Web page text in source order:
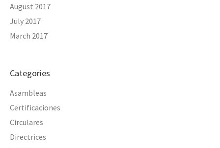
August 2017
July 2017
March 2017
Categories
Asambleas
Certificaciones
Circulares
Directrices